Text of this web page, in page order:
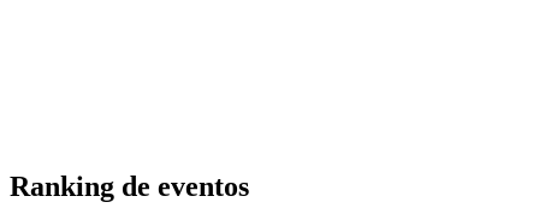
Ranking de eventos